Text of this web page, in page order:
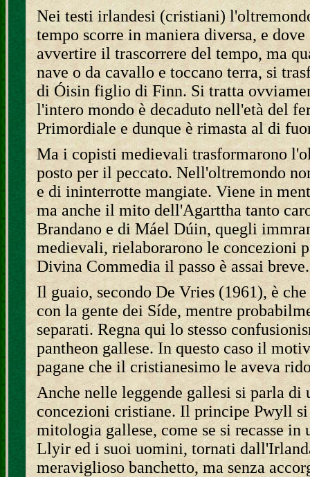
Nei testi irlandesi (cristiani)
tempo scorre in maniera diversa, e
avvertire il trascorrere del tempo, ma
nave o da cavallo e toccano terra, si
di Óisin figlio di Finn. Si tratta
l'intero mondo è decaduto nell'età del
Primordiale e dunque è rimasta al di
Ma i copisti medievali trasformarono
posto per il peccato. Nell'oltremondo
e di ininterrotte mangiate. Viene in
ma anche il mito dell'Agarttha tanto
Brandano e di Máel Dúin, quegli
medievali, rielaborarono le concezioni
Divina Commedia il passo è assai breve.
Il guaio, secondo De Vries (1961), è
con la gente dei Síde, mentre
separati. Regna qui lo stesso
pantheon gallese. In questo caso il
pagane che il cristianesimo le aveva
Anche nelle leggende gallesi si parla di
concezioni cristiane. Il principe Pwyll
mitologia gallese, come se si recasse
Llyir ed i suoi uomini, tornati
meraviglioso banchetto, ma senza